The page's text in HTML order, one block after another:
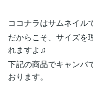
ココナラはサムネイル
だからこそ、サイズを
れますよ♫
下記の商品でキャンバ
おります。